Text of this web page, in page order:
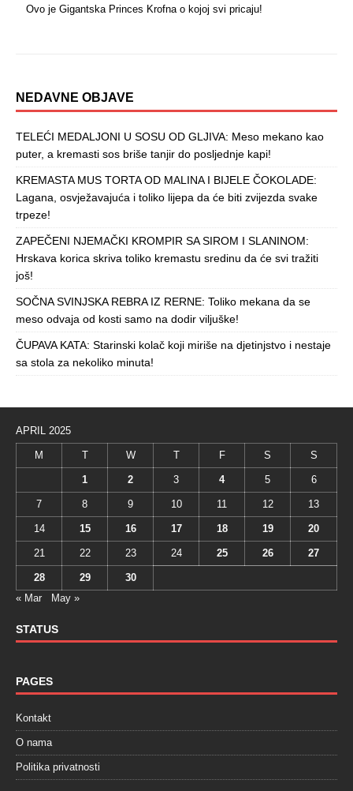
Ovo je Gigantska Princes Krofna o kojoj svi pricaju!
NEDAVNE OBJAVE
TELEĆI MEDALJONI U SOSU OD GLJIVA: Meso mekano kao
puter, a kremasti sos briše tanjir do posljednje kapi!
KREMASTA MUS TORTA OD MALINA I BIJELE ČOKOLADE:
Lagana, osvježavajuća i toliko lijepa da će biti zvijezda svake
trpeze!
ZAPEČENI NJEMAČKI KROMPIR SA SIROM I SLANINOM:
Hrskava korica skriva toliko kremastu sredinu da će svi tražiti
još!
SOČNA SVINJSKA REBRA IZ RERNE: Toliko mekana da se
meso odvaja od kosti samo na dodir viljuške!
ČUPAVA KATA: Starinski kolač koji miriše na djetinjstvo i nestaje
sa stola za nekoliko minuta!
APRIL 2025
M T W T F S S
1 2 3 4 5 6
7 8 9 10 11 12 13
14 15 16 17 18 19 20
21 22 23 24 25 26 27
28 29
30
« Mar
May »
STATUS
PAGES
Kontakt
O nama
Politika privatnosti